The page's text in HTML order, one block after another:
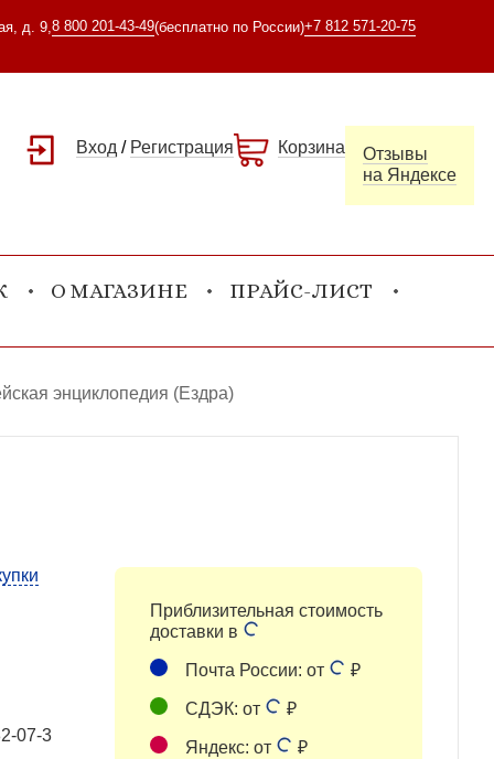
д. 9, 8 800 201-43-49(бесплатно по России)+7 812 571-20-75
Вход / Регистрация Корзина
Отзывы
на Яндексе
О МАГАЗИНЕ ПРАЙС-ЛИСТ
энциклопедия (Ездра)
07-3
Приблизительная стоимость
доставки в
Почта России: от ₽
СДЭК: от ₽
Яндекс: от
₽